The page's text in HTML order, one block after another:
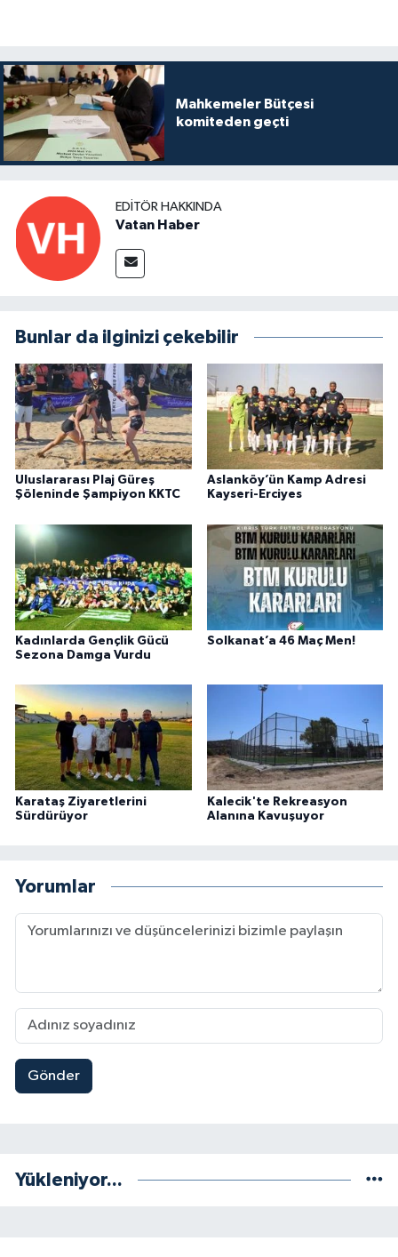
Mahkemeler Bütçesi
komiteden geçti
EDITÖR HAKKINDA
Vatan Haber
Bunlar da ilginizi çekebilir
Uluslararası Plaj Güreş
Şöleninde Şampiyon KKTC
Aslanköy’ün Kamp Adresi
Kayseri-Erciyes
Kadınlarda Gençlik Gücü
Sezona Damga Vurdu
Solkanat’a 46 Maç Men!
Karataş Ziyaretlerini
Sürdürüyor
Kalecik'te Rekreasyon
Alanına Kavuşuyor
Yorumlar
Gönder
Yükleniyor...